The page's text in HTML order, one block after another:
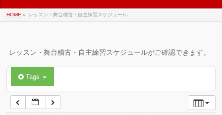
HOME » レッスン・舞台稽古・自主練習スケジュール
レッスン・舞台稽古・自主練習スケジュールがご確認できます。
Tags
04:00
06:00
07:00